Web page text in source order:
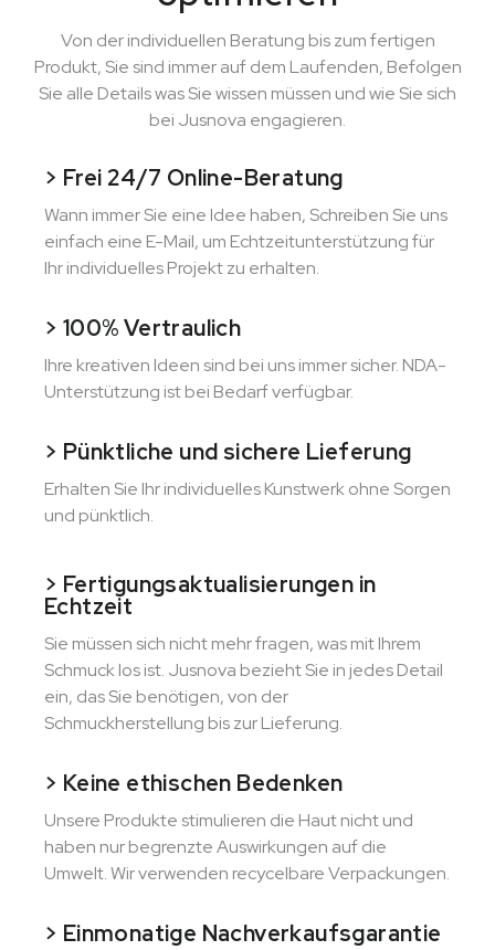
Von der individuellen Beratung bis zum fertigen
Produkt, Sie sind immer auf dem Laufenden, Befolgen
Sie alle Details was Sie wissen müssen und wie Sie sich
bei Jusnova engagieren.
> Frei 24/7 Online-Beratung
Wann immer Sie eine Idee haben, Schreiben Sie uns
einfach eine E-Mail, um Echtzeitunterstützung für
Ihr individuelles Projekt zu erhalten.
> 100% Vertraulich
Ihre kreativen Ideen sind bei uns immer sicher. NDA-
Unterstützung ist bei Bedarf verfügbar.
> Pünktliche und sichere Lieferung
Erhalten Sie Ihr individuelles Kunstwerk ohne Sorgen
und pünktlich.
> Fertigungsaktualisierungen in
Echtzeit
Sie müssen sich nicht mehr fragen, was mit Ihrem
Schmuck los ist. Jusnova bezieht Sie in jedes Detail
ein, das Sie benötigen, von der
Schmuckherstellung bis zur Lieferung.
> Keine ethischen Bedenken
Unsere Produkte stimulieren die Haut nicht und
haben nur begrenzte Auswirkungen auf die
Umwelt. Wir verwenden recycelbare Verpackungen.
> Einmonatige Nachverkaufsgarantie